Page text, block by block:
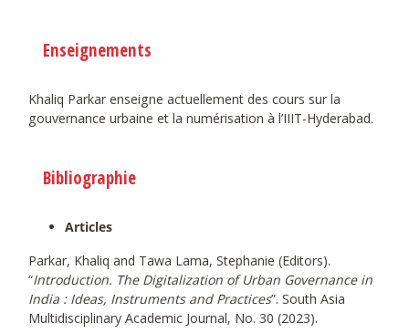
Enseignements
Khaliq Parkar enseigne actuellement des cours sur la
gouvernance urbaine et la numérisation à l’IIIT-Hyderabad.
Bibliographie
Articles
Parkar, Khaliq and Tawa Lama, Stephanie (Editors).
“Introduction. The Digitalization of Urban Governance in
India : Ideas, Instruments and Practices”. South Asia
Multidisciplinary Academic Journal, No. 30 (2023).